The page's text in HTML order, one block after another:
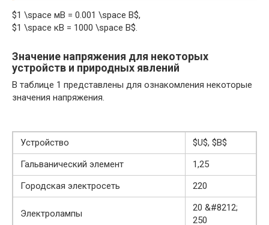
$1 \space мВ = 0.001 \space В$,
$1 \space кВ = 1000 \space В$.
Значение напряжения для некоторых
устройств и природных явлений
В таблице 1 представлены для ознакомления некоторые
значения напряжения.
Устройство
$U$, $В$
Гальванический элемент
1,25
Городская электросеть
220
Электролампы
20 &#8212;
250